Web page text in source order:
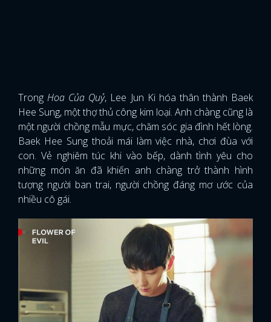
TrongHoa Của Quỷ, Lee Jun Ki hóa thân thành Baek
Hee Sung, một thợ thủ công kim loại. Anh chàng cũng là
một người chồng mẫu mực, chăm sóc gia đình hết lòng.
Baek Hee Sung thoải mái làm việc nhà, chơi đùa với
con. Vẻ nghiêm túc khi vào bếp, dành tình yêu cho
những món ăn đã khiến anh chàng trở thành hình
tượng người ban trai, người chồng đáng mơ ước của
nhiều cô gái.